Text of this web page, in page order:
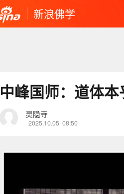
新浪佛学
中峰国师：道体
灵隐寺
2025.10.05 08:50